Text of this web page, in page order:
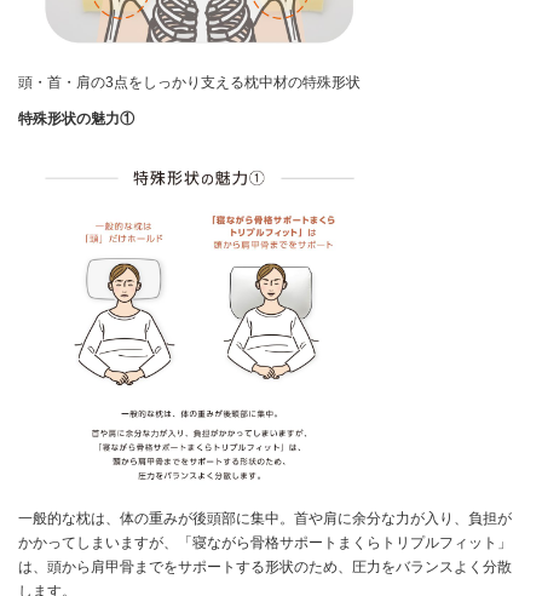
頭・首・肩の3点をしっかり支える枕中材の特殊形状
特殊形状の魅力①
一般的な枕は、体の重みが後頭部に集中。首や肩に余分な力が入り、負担が
かかってしまいますが、「寝ながら骨格サポートまくらトリプルフィット」
は、頭から肩甲骨までをサポートする形状のため、圧力をバランスよく分散
します。